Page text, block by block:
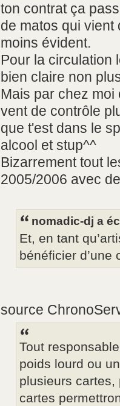
ton contrat ça
de matos qui vient
moins évident.
Pour la circulation
bien claire non
Mais par chez
vent de contrôle
que t'est dans le
alcool et stup^^
Bizarrement tout
2005/2006 avec
nomadic-dj a
Et, en tant
bénéficier
source
Tout
poids lourd ou
plusieurs
cartes